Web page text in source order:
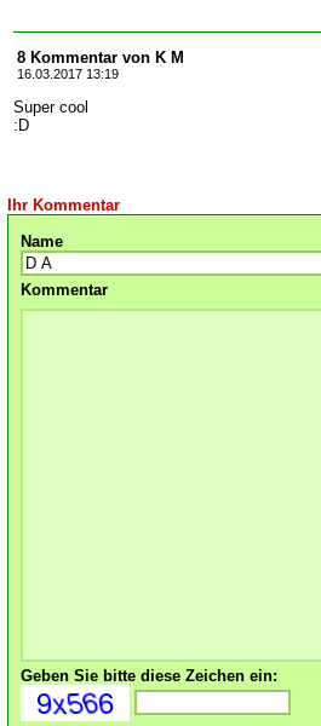
8 Kommentar von K M
16.03.2017 13:19
Super cool
:D
Ihr Kommentar
Name
Kommentar
Geben Sie bitte diese Zeichen ein: